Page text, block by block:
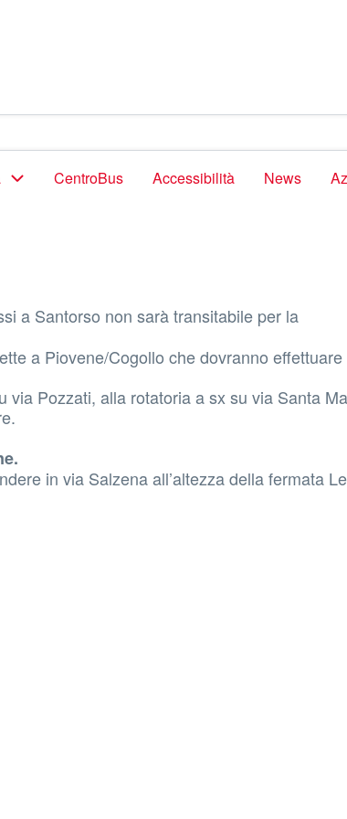
CentroBus Accessibilità News
a Santorso non sarà transitabile per la
a Piovene/Cogollo che dovranno effettuare
Pozzati, alla rotatoria a sx su via Santa
in via Salzena all’altezza della fermata